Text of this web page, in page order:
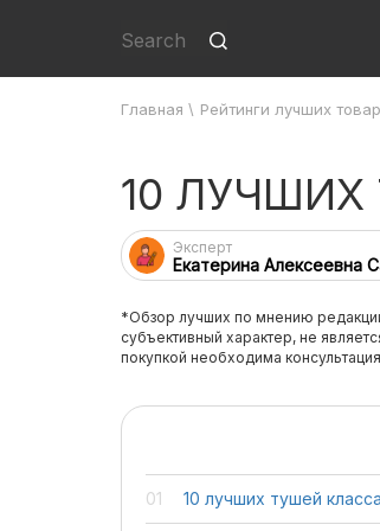
Главная \ Рейтинги лучших
10
Эксперт
Екатерина Алексеевна
*Обзор лучших по мнению
субъективный характер, не
покупкой необходима
10 лучших тушей